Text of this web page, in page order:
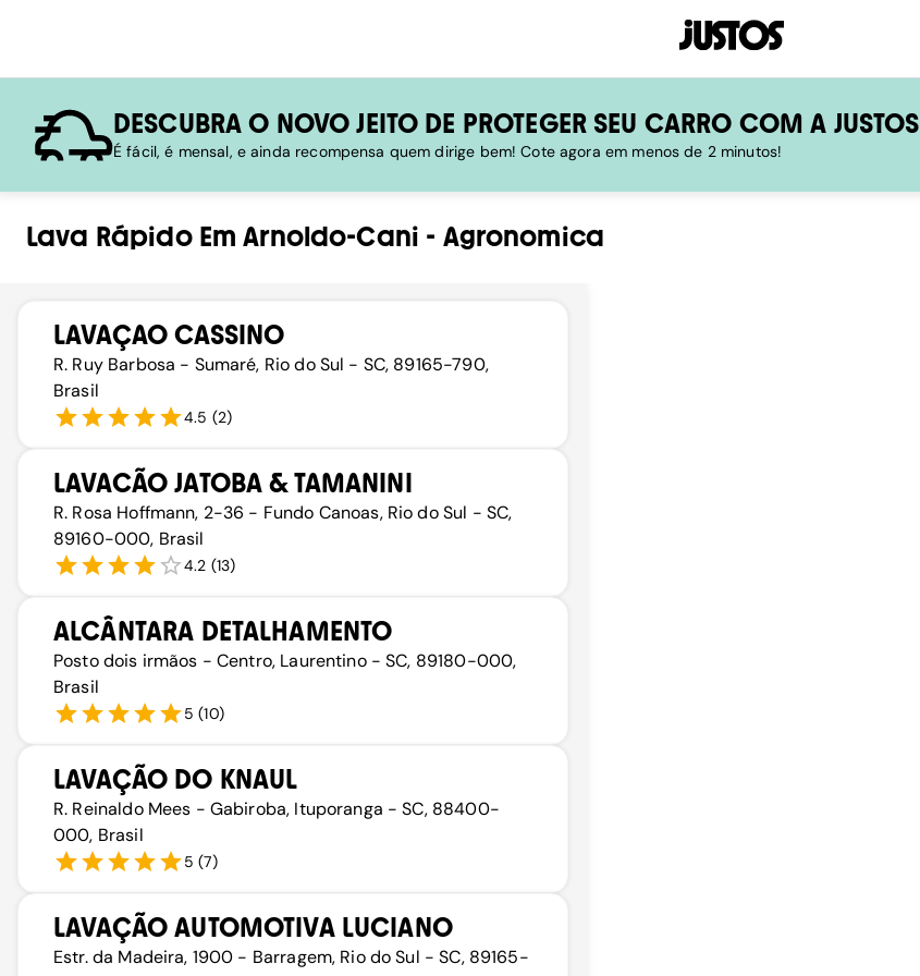
DESCUBRA O NOVO JEITO DE PROTEGER SEU CARRO COM A JUSTOS
É fácil, é mensal, e ainda recompensa quem dirige bem! Cote agora em menos de 2 minutos!
Lava RápidoEmArnoldo-Cani - Agronomica
LAVAÇAO CASSINO
R. Ruy Barbosa - Sumaré, Rio do Sul - SC, 89165-790,
Brasil
4.5 (2)
LAVACÃO JATOBA & TAMANINI
R. Rosa Hoffmann, 2-36 - Fundo Canoas, Rio do Sul - SC,
89160-000, Brasil
4.2 (13)
ALCÂNTARA DETALHAMENTO
Posto dois irmãos - Centro, Laurentino - SC, 89180-000,
Brasil
5 (10)
LAVAÇÃO DO KNAUL
R. Reinaldo Mees - Gabiroba, Ituporanga - SC, 88400-
000, Brasil
5 (7)
LAVAÇÃO AUTOMOTIVA LUCIANO
Estr. da Madeira, 1900 - Barragem, Rio do Sul - SC, 89165-